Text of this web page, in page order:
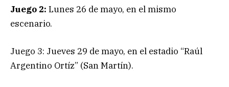
Juego 2: Lunes 26 de mayo, en el mismo
escenario.
Juego 3: Jueves 29 de mayo, en el estadio “Raúl
Argentino Ortíz” (San Martín).